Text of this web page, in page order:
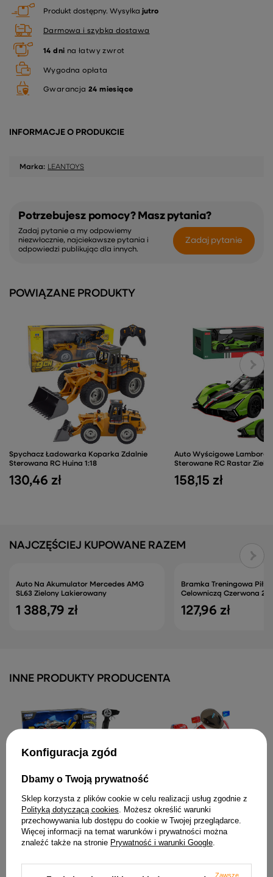
Produkt dostępny Wysyłka jutro
Darmowa i szybka dostawa
14 dni na łatwy zwrot
Wygodna opłata
Gwarancja 24 miesiące
INFORMACJE O PRODUKCIE
Marka: LEANTOYS
Potrzebujesz pomocy? Masz pytania?
Zadaj pytanie a my odpowiemy
niezwłocznie, najciekawsze pytania i
odpowiedzi publikując dla innych.
Zadaj pytanie
POWIĄZANE PRODUKTY
Spychacz Ładowarka Koparka Zdalnie
Sterowana RC Huina 1:18
130,46 zł
Auto Wyścigowe
Sterowane RC Rastar
158,15 zł
NAJCZĘŚCIEJ KUPOWANE RAZEM
Auto Na Akumulator Mercedes AMG
SL63 Zielony Lakierowany
1 388,79 zł
Bramka Treningowa
Celowniczą Czerwona
127,96 zł
INNE PRODUKTY PRODUCENTA
Zdalnie Sterowany 1:10 2.4G
Niebieski 15 km/h Para
Wodna
188,33 zł
CH815 Dla Dzieci Czerwony
Światła Led Dźwięki
438,95 zł
Konfiguracja zgód
Dbamy o Twoją prywatność
Sklep korzysta z plików cookie w celu realizacji usług zgodnie z
Polityką dotyczącą cookies . Możesz określić warunki
przechowywania lub dostępu do cookie w Twojej przeglądarce.
Więcej informacji na temat warunków i prywatności można
znaleźć także na stronie Prywatność i warunki Google
Zawsze